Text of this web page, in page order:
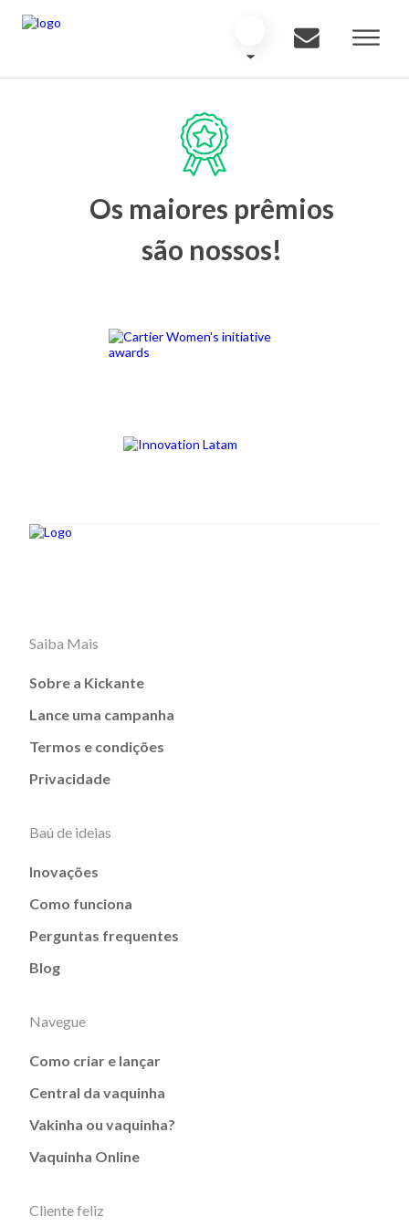
Os maiores prêmios
são nossos!
Saiba Mais
Sobre a Kickante
Lance uma campanha
Termos e condições
Privacidade
Baú de ideias
Inovações
Como funciona
Perguntas frequentes
Blog
Navegue
Como criar e lançar
Central da vaquinha
Vakinha ou vaquinha?
Vaquinha Online
Cliente feliz